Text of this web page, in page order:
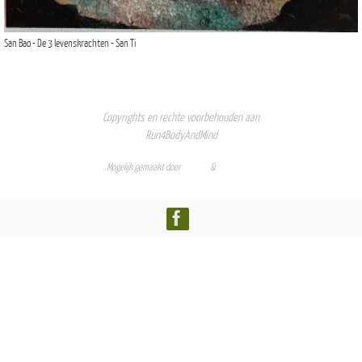
San Bao - De 3 levenskrachten - San Ti
Copyrights en rechte voorbehouden aan
Run4BodyAndMind
Mogelijk gemaakt door &